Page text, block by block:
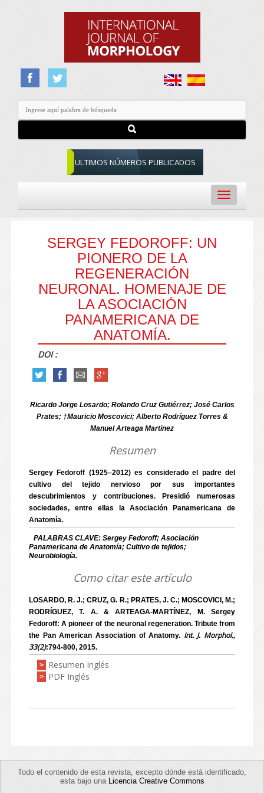
ULTIMOS NÚMEROS PUBLICADOS
Toggle
navigation
SERGEY FEDOROFF: UN
PIONERO DE LA
REGENERACIÓN
NEURONAL. HOMENAJE DE
LA ASOCIACIÓN
PANAMERICANA DE
ANATOMÍA.
DOI :
Ricardo Jorge Losardo; Rolando Cruz Gutiérrez; José Carlos
Prates; †Mauricio Moscovici; Alberto Rodríguez Torres &
Manuel Arteaga Martínez
Resumen
Sergey Fedoroff (1925–2012) es considerado el padre del
cultivo del tejido nervioso por sus importantes
descubrimientos y contribuciones. Presidió numerosas
sociedades, entre ellas la Asociación Panamericana de
Anatomía.
PALABRAS CLAVE: Sergey Fedoroff; Asociación
Panamericana de Anatomía; Cultivo de tejidos;
Neurobiología.
Como citar este artículo
LOSARDO, R. J.; CRUZ, G. R.; PRATES, J. C.; MOSCOVICI, M.;
RODRÍGUEZ, T. A. & ARTEAGA-MARTÍNEZ, M. Sergey
Fedoroff: A pioneer of the neuronal regeneration. Tribute from
the Pan American Association of Anatomy. Int. J. Morphol.,
33(2):794-800, 2015.
> Resumen Inglés
> PDF Inglés
Todo el contenido de esta revista, excepto dónde está identificado,
esta bajo una Licencia Creative Commons